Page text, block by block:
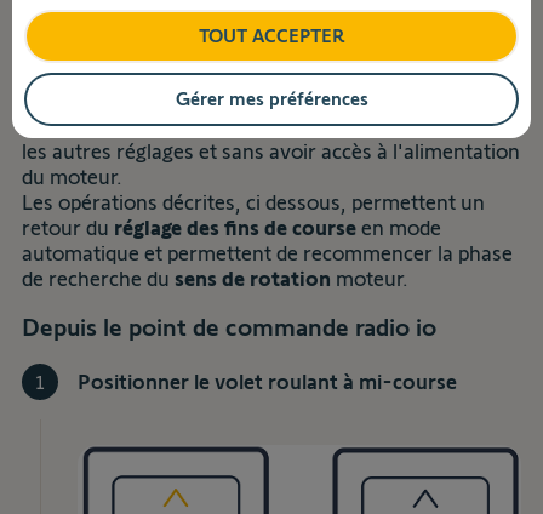
des
suggestions
s'affichent
automatiquement
pour
faciliter
la
sélection.
RS100 ?
Il est possible de remettre le réglage des fins de
courses du moteur S&SO RS100, sans remettre à zéro
les autres réglages et sans avoir accès à l'alimentation
du moteur.
Les opérations décrites, ci dessous, permettent un
retour du réglage des fins de course en mode
automatique et permettent de recommencer la phase
de recherche du sens de rotation moteur.
Depuis le point de commande radio io
1 Positionner le volet roulant à mi-course
TOUT ACCEPTER
Gérer mes préférences